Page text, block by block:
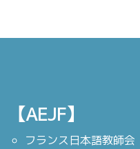
【AEJF】
フランス日本語教師会